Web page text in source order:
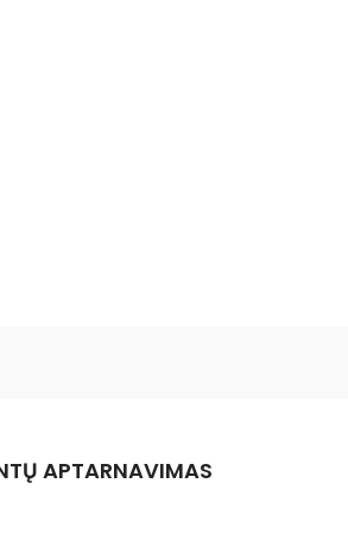
APTARNAVIMAS